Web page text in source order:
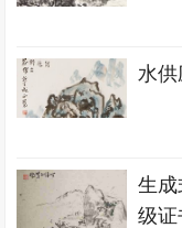
水
生
级证